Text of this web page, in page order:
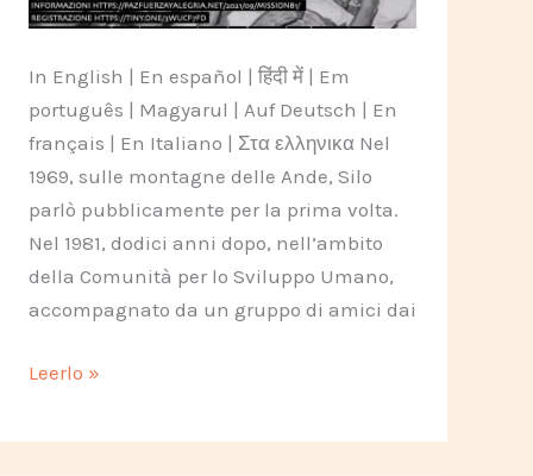
In English | En español | हिंदी में | Em
português | Magyarul | Auf Deutsch | En
français | En Italiano | Στα ελληνικα Nel
1969, sulle montagne delle Ande, Silo
parlò pubblicamente per la prima volta.
Nel 1981, dodici anni dopo, nell’ambito
della Comunità per lo Sviluppo Umano,
accompagnato da un gruppo di amici dai
C’è
un
Leerlo »